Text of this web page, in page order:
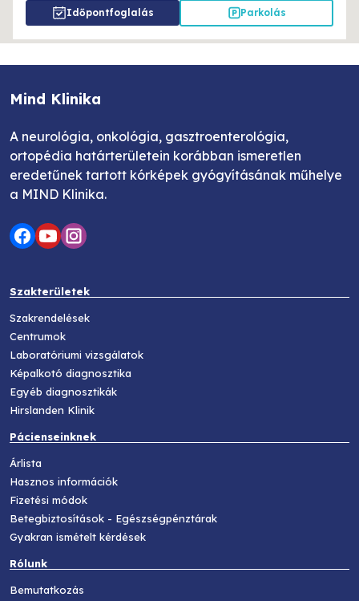
Időpontfoglalás Parkolás
Mind Klinika
A neurológia, onkológia, gasztroenterológia,
ortopédia határterületein korábban ismeretlen
eredetűnek tartott kórképek gyógyításának műhelye
a MIND Klinika.
Szakterületek
Szakrendelések
Centrumok
Laboratóriumi vizsgálatok
Képalkotó diagnosztika
Egyéb diagnosztikák
Hirslanden Klinik
Pácienseinknek
Árlista
Hasznos információk
Fizetési módok
Betegbiztosítások - Egészségpénztárak
Gyakran ismételt kérdések
Rólunk
Bemutatkozás